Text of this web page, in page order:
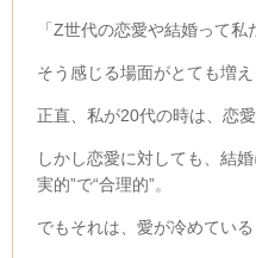
「Z世代の恋愛や結婚って私
そう感じる場面がとても増え
正直、私が20代の時は、恋
しかし恋愛に対しても、結
実的”で“合理的”。
でもそれは、愛が冷めてい